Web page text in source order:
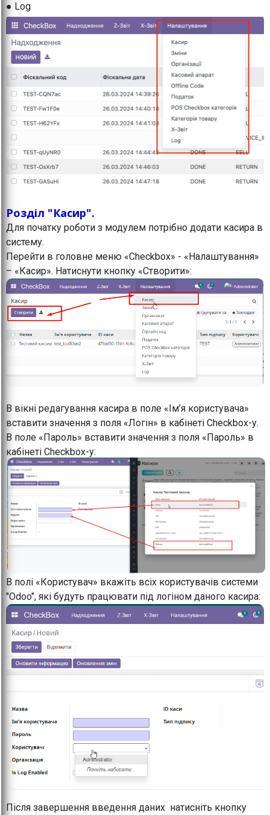
● Log
Розділ "Касир".
Для початку роботи з модулем потрібно додати касира в
систему.
Перейти в головне меню «Checkbox» - «Налаштування»
– «Касир». Натиснути кнопку «Створити»:
В вікні редагування касира в поле «Ім’я користувача»
вставити значення з поля «Логін» в кабінеті Checkbox-у.
В поле «Пароль» вставити значення з поля «Пароль» в
кабінеті Checkbox-у:
В полі «Користувач» вкажіть всіх користувачів системи
"Odoo", які будуть працювати під логіном даного касира:
Після завершення введення даних натисніть кнопку